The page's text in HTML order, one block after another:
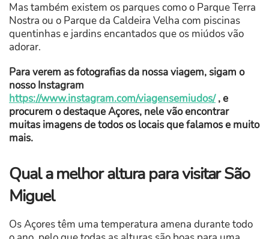
Mas também existem os parques como o Parque Terra
Nostra ou o Parque da Caldeira Velha com piscinas
quentinhas e jardins encantados que os miúdos vão
adorar.
Para verem as fotografias da nossa viagem, sigam o
nosso Instagram
https://www.instagram.com/viagensemiudos/, e
procurem o destaque Açores, nele vão encontrar
muitas imagens de todos os locais que falamos e muito
mais.
Qual a melhor altura para visitar São
Miguel
Os Açores têm uma temperatura amena durante todo